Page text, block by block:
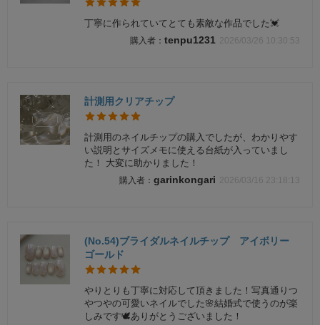
丁寧に作られていてとても素敵な作品でした💓
tenpu1231 2026/03/26 10:30:53
計測用クリアチップ
計測用のネイルチップの購入でしたが、わかりやす
い説明とサイズメモに使える台紙が入っていまし
た！ 大変に助かりました！
garinkongari 2026/03/16 23:18:13
(No.54)ブライダルネイルチップ アイボリー
ゴールド
やりとりも丁寧に対応して頂きました！写真通りつ
やつやの可愛いネイルでした🌸結婚式で使うのが楽
しみです🕊️ありがとうございました！